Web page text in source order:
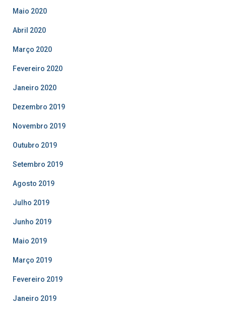
Maio 2020
Abril 2020
Março 2020
Fevereiro 2020
Janeiro 2020
Dezembro 2019
Novembro 2019
Outubro 2019
Setembro 2019
Agosto 2019
Julho 2019
Junho 2019
Maio 2019
Março 2019
Fevereiro 2019
Janeiro 2019